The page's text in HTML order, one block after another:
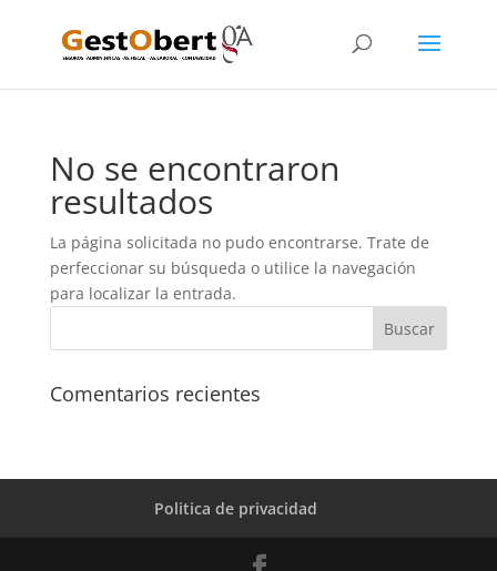
No se encontraron
resultados
La página solicitada no pudo encontrarse. Trate de
perfeccionar su búsqueda o utilice la navegación
para localizar la entrada.
Comentarios recientes
Politica de privacidad